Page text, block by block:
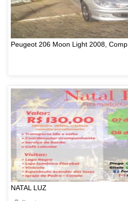
Peugeot 206 Moon Light 2008, Comp
NATAL LUZ